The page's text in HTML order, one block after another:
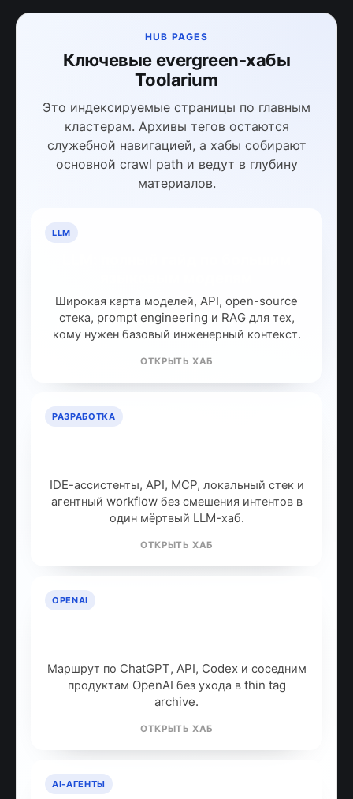
HUB PAGES
Ключевые evergreen-хабы
Toolarium
Это индексируемые страницы по главным
кластерам. Архивы тегов остаются
служебной навигацией, а хабы собирают
основной crawl path и ведут в глубину
материалов.
LLM
Широкая карта моделей, API, open-source
стека, prompt engineering и RAG для тех,
кому нужен базовый инженерный контекст.
ОТКРЫТЬ ХАБ
РАЗРАБОТКА
IDE-ассистенты, API, MCP, локальный стек и
агентный workflow без смешения интентов в
один мёртвый LLM-хаб.
ОТКРЫТЬ ХАБ
OPENAI
Маршрут по ChatGPT, API, Codex и соседним
продуктам OpenAI без ухода в thin tag
archive.
ОТКРЫТЬ ХАБ
AI-АГЕНТЫ